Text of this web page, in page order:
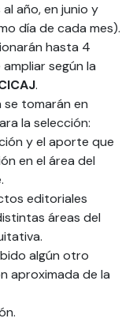
año, en junio y
día de cada mes).
hasta 4
según la
.
se tomarán en
la selección:
y el aporte que
en el área del
editoriales
áreas del
algún otro
aproximada de la